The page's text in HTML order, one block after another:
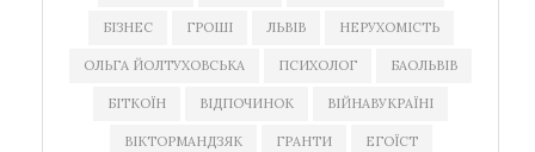
БІЗНЕС ГРОШІ ЛЬВІВ НЕРУХОМІСТЬ
ОЛЬГА ЙОЛТУХОВСЬКА ПСИХОЛОГ БАОЛЬВІВ
БІТКОЇН ВІДПОЧИНОК ВІЙНАВУКРАЇНІ
ВІКТОРМАНДЗЯК ГРАНТИ ЕГОЇСТ